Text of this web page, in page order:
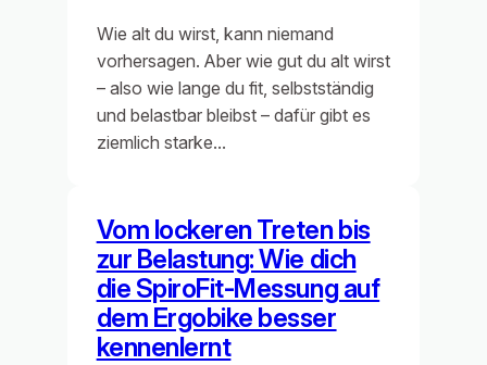
Wie alt du wirst, kann niemand
vorhersagen. Aber wie gut du alt wirst
– also wie lange du fit, selbstständig
und belastbar bleibst – dafür gibt es
ziemlich starke…
Vom lockeren Treten bis
zur Belastung: Wie dich
die SpiroFit‑Messung auf
dem Ergobike besser
kennenlernt